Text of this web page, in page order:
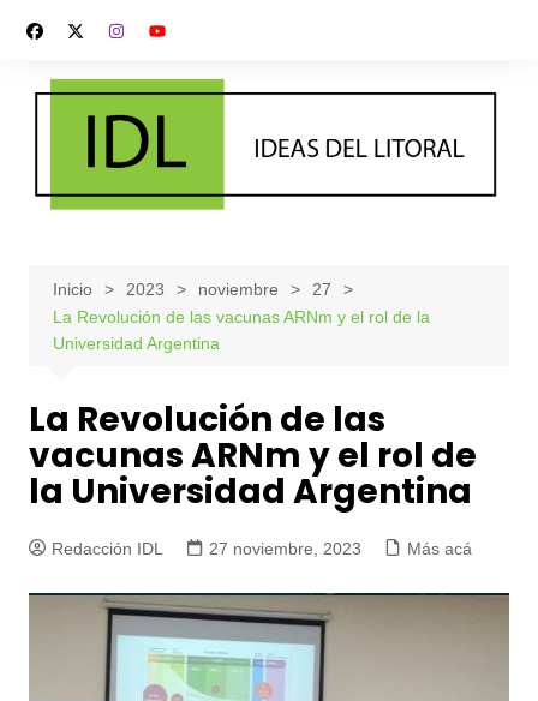
contenido
Inicio 2023 noviembre
27
La Revolución de las vacunas ARNm y el rol de la
Universidad Argentina
La Revolución de las
vacunas ARNm y el rol de
la Universidad Argentina
Redacción IDL 27 noviembre, 2023 Más acá